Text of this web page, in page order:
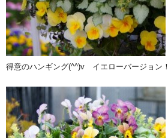
得意のハンギング(^^)v イエローバージョン！